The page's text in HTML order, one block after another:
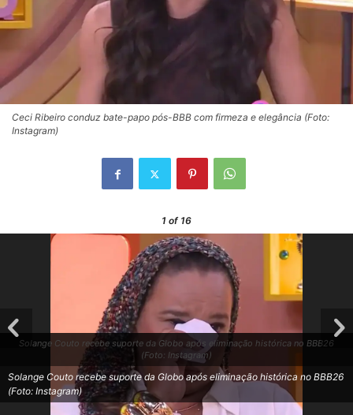
Ceci Ribeiro conduz bate-papo pós-BBB com firmeza e elegância (Foto:
Instagram)
1 of 16
Solange Couto recebe suporte da Globo após eliminação histórica no BBB26
(Foto: Instagram)
Solange Couto recebe suporte da Globo após eliminação histórica no BBB26
(Foto: Instagram)